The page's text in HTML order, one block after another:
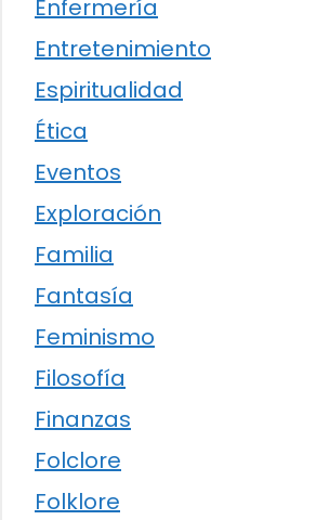
Enfermería
Entretenimiento
Espiritualidad
Ética
Eventos
Exploración
Familia
Fantasía
Feminismo
Filosofía
Finanzas
Folclore
Folklore